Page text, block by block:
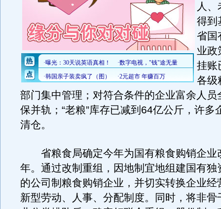
人
得到
省国
业政
挂账
各级
部门集中管理；对符合条件的企业富余人员
保并轨；“老粮”库存已减到64亿公斤，许多
清仓。
省粮食局确定今年为国有粮食购销企业
年。通过改制重组，因地制宜地组建国有独
的公司制粮食购销企业，并切实转换企业经
新型劳动、人事、分配制度。同时，将非骨